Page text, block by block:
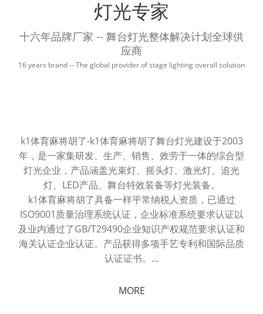
灯光专家
十六年品牌厂家 -- 舞台灯光整体解决计划全球供
应商
16 years brand -- The global provider of stage lighting overall solution
k1体育麻将胡了-k1体育麻将胡了舞台灯光建设于2003
年 ，是一家集研发、生产、销售、效劳于一体的综合型
灯光企业 ，产品涵盖光束灯、摇头灯、激光灯、追光
灯、LED产品、舞台特效装备等灯光装备。
k1体育麻将胡了具备一样平常纳税人资质 ，已通过
ISO9001质量治理系统认证 ，企业标准系统要求认证以
及业内通过了GB/T29490企业知识产权规范要求认证和
海关认证企业认证。产品获得多项手艺专利和国际品质
认证证书。...
MORE